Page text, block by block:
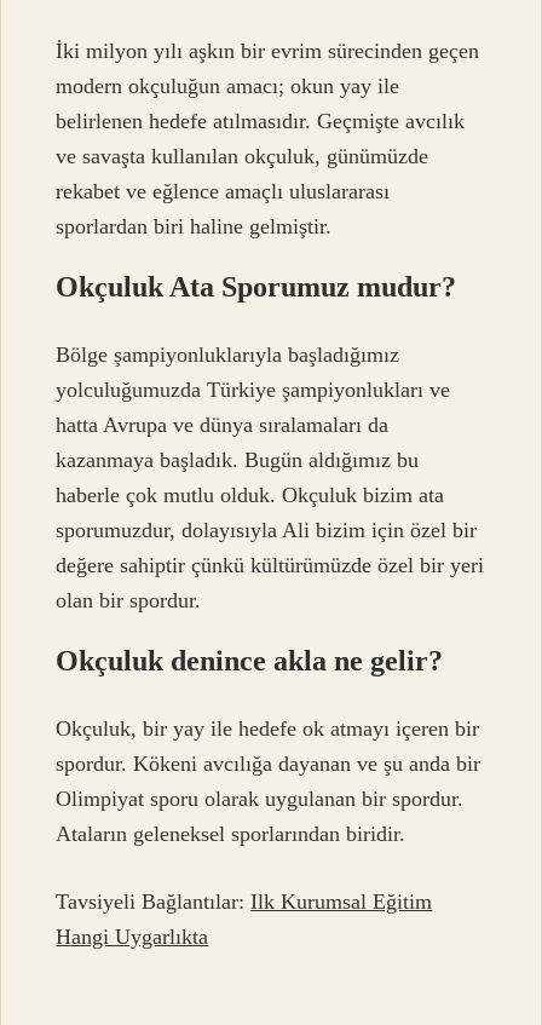
İki milyon yılı aşkın bir evrim sürecinden geçen
modern okçuluğun amacı; okun yay ile
belirlenen hedefe atılmasıdır. Geçmişte avcılık
ve savaşta kullanılan okçuluk, günümüzde
rekabet ve eğlence amaçlı uluslararası
sporlardan biri haline gelmiştir.
Okçuluk Ata Sporumuz mudur?
Bölge şampiyonluklarıyla başladığımız
yolculuğumuzda Türkiye şampiyonlukları ve
hatta Avrupa ve dünya sıralamaları da
kazanmaya başladık. Bugün aldığımız bu
haberle çok mutlu olduk. Okçuluk bizim ata
sporumuzdur, dolayısıyla Ali bizim için özel bir
değere sahiptir çünkü kültürümüzde özel bir yeri
olan bir spordur.
Okçuluk denince akla ne gelir?
Okçuluk, bir yay ile hedefe ok atmayı içeren bir
spordur. Kökeni avcılığa dayanan ve şu anda bir
Olimpiyat sporu olarak uygulanan bir spordur.
Ataların geleneksel sporlarından biridir.
Tavsiyeli Bağlantılar:Ilk Kurumsal Eğitim
Hangi Uygarlıkta